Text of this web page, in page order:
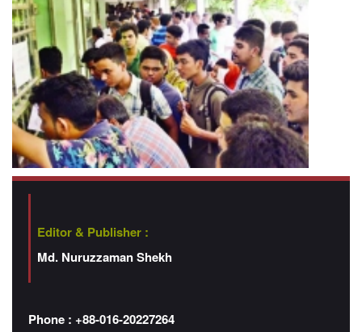
Editor & Publisher :
Md. Nuruzzaman Shekh
Phone : +88-016-20227264